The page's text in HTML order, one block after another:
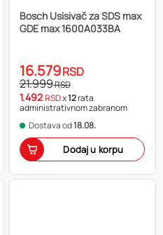
Bosch Usisivač za SDS max
GDE max 1600A033BA
16.579RSD
21.999RSD
1.492RSDx12rata
administrativnom zabranom
Dostava od18.08.
Dodaj u korpu